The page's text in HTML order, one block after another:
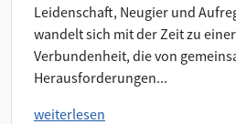
Leidenschaft, Neugier und
wandelt sich mit der Zeit zu
Verbundenheit, die von
Herausforderungen...
weiterlesen